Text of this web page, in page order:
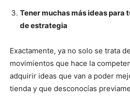
Tener muchas más ideas para
de estrategia
Exactamente, ya no solo se trata
movimientos que hace la
adquirir ideas que van a poder
tienda y que desconocías